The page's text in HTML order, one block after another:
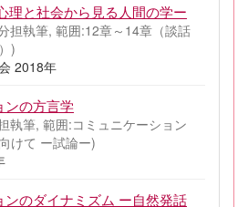
理と社会から見る人間の学ー
担執筆, 範囲:12章～14章（談話
)
2018年
ンの方言学
執筆, 範囲:コミュニケーション
けて ー試論ー)
ンのダイナミズム ー自然発話